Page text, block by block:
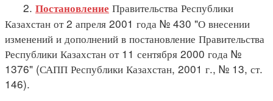
2. Постановление Правительства Республики
Казахстан от 2 апреля 2001 года № 430 "О внесении
изменений и дополнений в постановление Правительства
Республики Казахстан от 11 сентября 2000 года №
1376" (САПП Республики Казахстан, 2001 г., № 13, ст.
146).